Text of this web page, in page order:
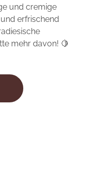
und cremige
erfrischend
mehr davon! 🍋